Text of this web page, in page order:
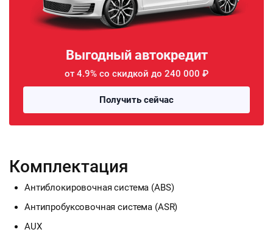
Выгодный автокредит
от 4.9% со скидкой до 240 000 ₽
Получить сейчас
Комплектация
Антиблокировочная система (ABS)
Антипробуксовочная система (ASR)
AUX